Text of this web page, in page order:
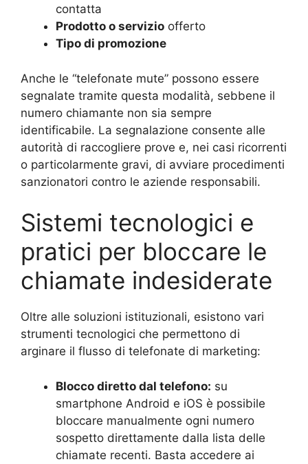
contatta
Prodotto o servizio offerto
Tipo di promozione
Anche le “telefonate mute” possono essere
segnalate tramite questa modalità, sebbene il
numero chiamante non sia sempre
identificabile. La segnalazione consente alle
autorità di raccogliere prove e, nei casi ricorrenti
o particolarmente gravi, di avviare procedimenti
sanzionatori contro le aziende responsabili.
Sistemi tecnologici e
pratici per bloccare le
chiamate indesiderate
Oltre alle soluzioni istituzionali, esistono vari
strumenti tecnologici che permettono di
arginare il flusso di telefonate di marketing:
Blocco diretto dal telefono: su
smartphone Android e iOS è possibile
bloccare manualmente ogni numero
sospetto direttamente dalla lista delle
chiamate recenti. Basta accedere ai